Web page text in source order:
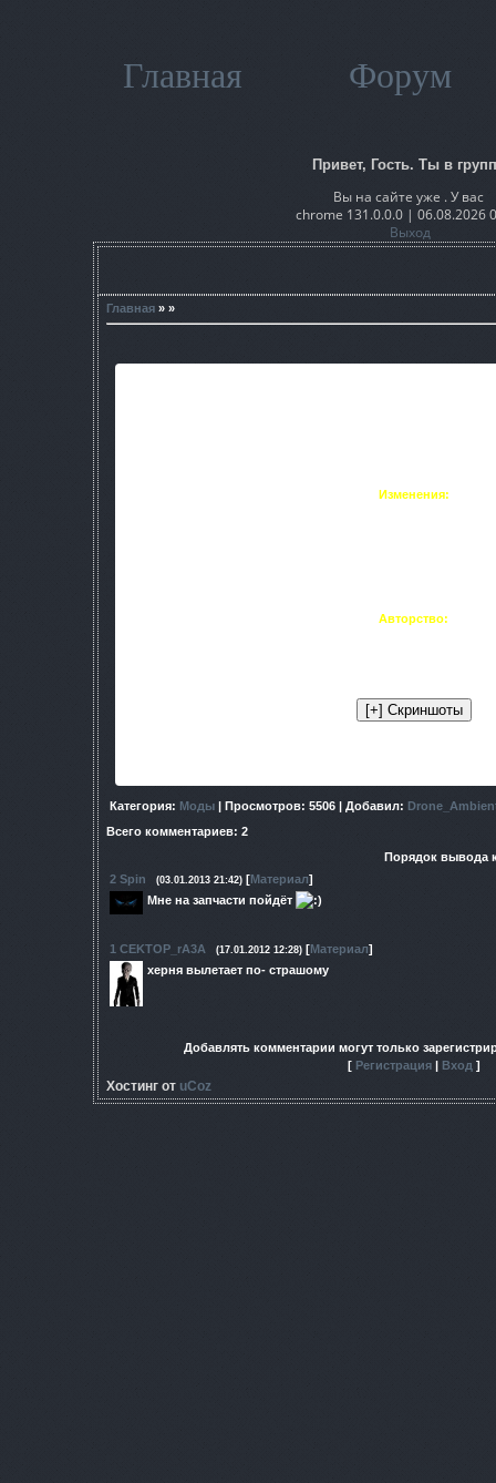
Главная Форум
Привет, Гость. Ты в
Вы на сайте уже . У вас
chrome 131.0.0.0 | 06.08.2026
Выход
Главная » »
Изменения:
Авторство:
Категория: Моды | Просмотров: 5506 | Добавил:
Всего комментариев: 2
Порядок вывода
2 Spin (03.01.2013 21:42) [Материал]
Мне на запчасти пойдёт
1 CEKTOP_rA3A (17.01.2012 12:28) [Материал]
херня вылетает по- страшому
Добавлять комментарии могут только
[ Регистрация | Вход ]
Хостинг от uCoz